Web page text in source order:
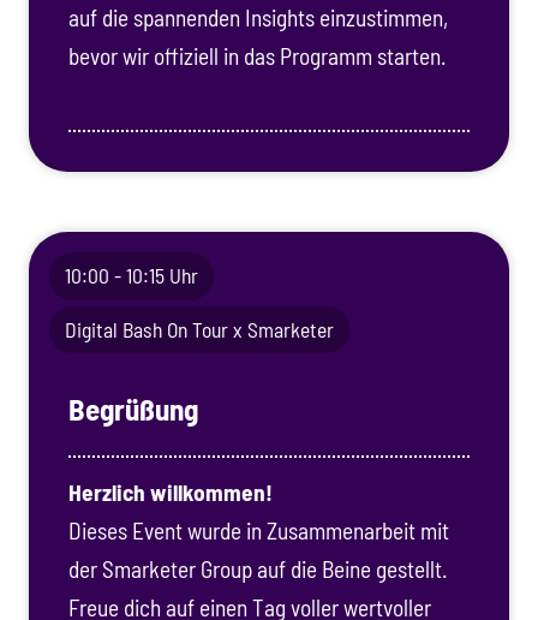
auf die spannenden Insights einzustimmen,
bevor wir offiziell in das Programm starten.
10:00 - 10:15 Uhr
Digital Bash On Tour x Smarketer
Begrüßung
Herzlich willkommen!
Dieses Event wurde in Zusammenarbeit mit
der Smarketer Group auf die Beine gestellt.
Freue dich auf einen Tag voller wertvoller